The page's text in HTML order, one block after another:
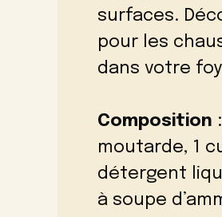
surfaces.
pour les
dans votre
Composition
moutarde, 1
détergent
à soupe